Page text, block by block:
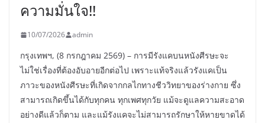
ความมั่นใจ!!
10/07/2026 admin
กรุงเทพฯ, (8 กรกฎาคม 2569) – การมีรังแคบนหนังศีรษะจะ
ไม่ใช่เรื่องที่ต้องอับอายอีกต่อไป เพราะแท้จริงแล้วรังแคเป็น
ภาวะของหนังศีรษะที่เกิดจากกลไกทางชีววิทยาของร่างกาย ซึ่ง
สามารถเกิดขึ้นได้กับทุกคน ทุกเพศทุกวัย แม้จะดูแลความสะอาด
อย่างดีแล้วก็ตาม และแม้รังแคจะไม่สามารถรักษาให้หายขาดได้